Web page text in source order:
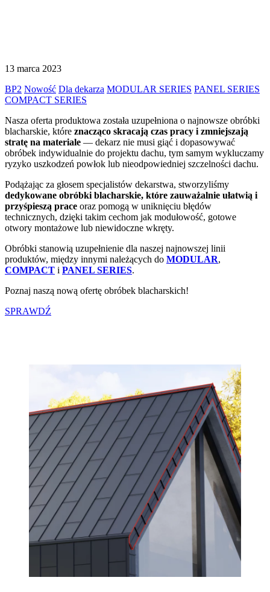
13 marca 2023
BP2 Nowość Dla dekarza MODULAR SERIES PANEL SERIES
COMPACT SERIES
Nasza oferta produktowa została uzupełniona o najnowsze obróbki
blacharskie, które znacząco skracają czas pracy i zmniejszają
stratę na materiale — dekarz nie musi giąć i dopasowywać
obróbek indywidualnie do projektu dachu, tym samym wykluczamy
ryzyko uszkodzeń powłok lub nieodpowiedniej szczelności dachu.
Podążając za głosem specjalistów dekarstwa, stworzyliśmy
dedykowane obróbki blacharskie, które zauważalnie ułatwią i
przyśpieszą prace oraz pomogą w uniknięciu błędów
technicznych, dzięki takim cechom jak modułowość, gotowe
otwory montażowe lub niewidoczne wkręty.
Obróbki stanowią uzupełnienie dla naszej najnowszej linii
produktów, między innymi należących do MODULAR,
COMPACT i PANEL SERIES.
Poznaj naszą nową ofertę obróbek blacharskich!
SPRAWDŹ